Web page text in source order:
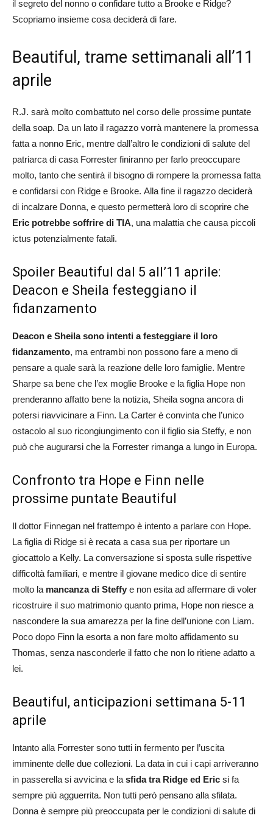
il segreto del nonno o confidare tutto a Brooke e Ridge?
Scopriamo insieme cosa deciderà di fare.
Beautiful, trame settimanali all’11
aprile
R.J. sarà molto combattuto nel corso delle prossime puntate
della soap. Da un lato il ragazzo vorrà mantenere la promessa
fatta a nonno Eric, mentre dall’altro le condizioni di salute del
patriarca di casa Forrester finiranno per farlo preoccupare
molto, tanto che sentirà il bisogno di rompere la promessa fatta
e confidarsi con Ridge e Brooke. Alla fine il ragazzo deciderà
di incalzare Donna, e questo permetterà loro di scoprire che
Eric potrebbe soffrire di TIA, una malattia che causa piccoli
ictus potenzialmente fatali.
Spoiler Beautiful dal 5 all’11 aprile:
Deacon e Sheila festeggiano il
fidanzamento
Deacon e Sheila sono intenti a festeggiare il loro
fidanzamento, ma entrambi non possono fare a meno di
pensare a quale sarà la reazione delle loro famiglie. Mentre
Sharpe sa bene che l’ex moglie Brooke e la figlia Hope non
prenderanno affatto bene la notizia, Sheila sogna ancora di
potersi riavvicinare a Finn. La Carter è convinta che l’unico
ostacolo al suo ricongiungimento con il figlio sia Steffy, e non
può che augurarsi che la Forrester rimanga a lungo in Europa.
Confronto tra Hope e Finn nelle
prossime puntate Beautiful
Il dottor Finnegan nel frattempo è intento a parlare con Hope.
La figlia di Ridge si è recata a casa sua per riportare un
giocattolo a Kelly. La conversazione si sposta sulle rispettive
difficoltà familiari, e mentre il giovane medico dice di sentire
molto la mancanza di Steffy e non esita ad affermare di voler
ricostruire il suo matrimonio quanto prima, Hope non riesce a
nascondere la sua amarezza per la fine dell’unione con Liam.
Poco dopo Finn la esorta a non fare molto affidamento su
Thomas, senza nasconderle il fatto che non lo ritiene adatto a
lei.
Beautiful, anticipazioni settimana 5-11
aprile
Intanto alla Forrester sono tutti in fermento per l’uscita
imminente delle due collezioni. La data in cui i capi arriveranno
in passerella si avvicina e la sfida tra Ridge ed Eric si fa
sempre più agguerrita. Non tutti però pensano alla sfilata.
Donna è sempre più preoccupata per le condizioni di salute di